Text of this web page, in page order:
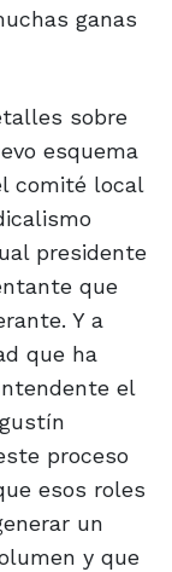
ganas
sobre
esquema
comité local
presidente
que
Y a
que ha
el
proceso
esos roles
un
y que